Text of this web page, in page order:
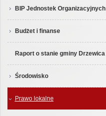
BIP Jednostek Organizacyjnych
Budżet i finanse
Raport o stanie gminy Drzewica
Środowisko
Prawo lokalne